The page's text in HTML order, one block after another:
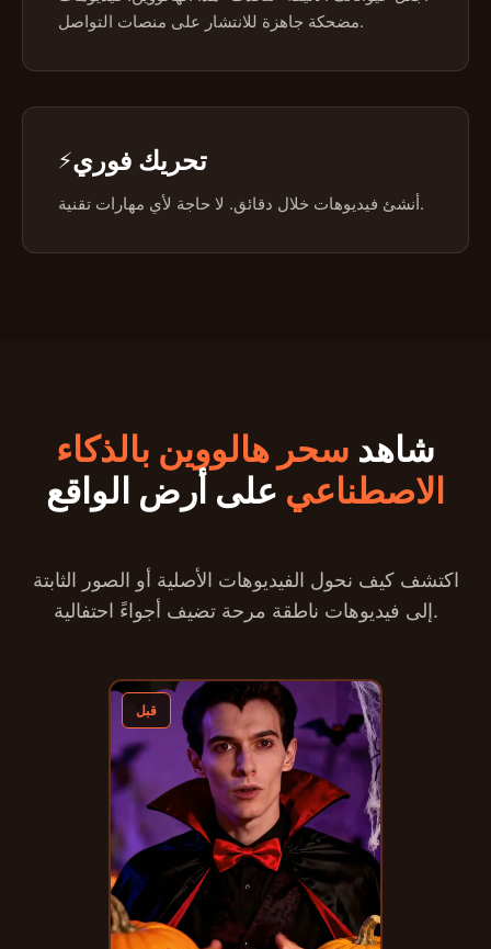
مضحكة جاهزة للانتشار على منصات التواصل.
⚡تحريك فوري
أنشئ فيديوهات خلال دقائق. لا حاجة لأي مهارات تقنية.
شاهد سحر هالووين بالذكاء
الاصطناعي على أرض الواقع
اكتشف كيف نحول الفيديوهات الأصلية أو الصور الثابتة
إلى فيديوهات ناطقة مرحة تضيف أجواءً احتفالية.
قبل